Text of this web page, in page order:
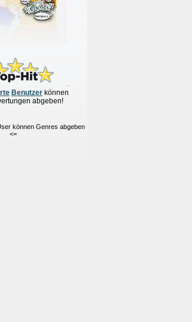
Benutzer können
abgeben!
können Genres abgeben
<=